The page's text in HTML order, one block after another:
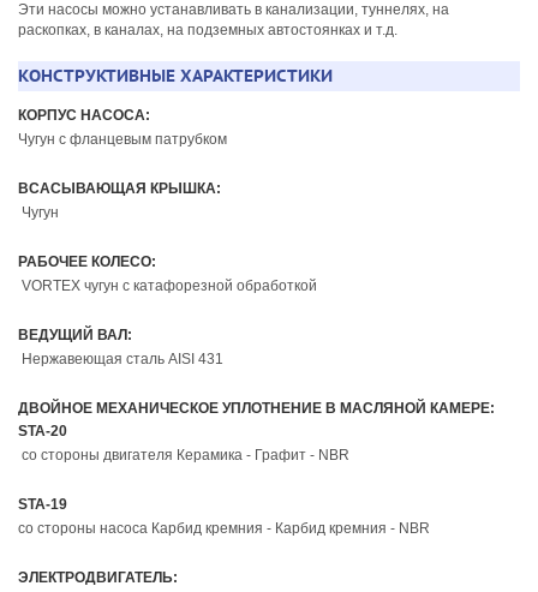
Эти насосы можно устанавливать в канализации, туннелях, на
раскопках, в каналах, на подземных автостоянках и т.д.
КОНСТРУКТИВНЫЕ ХАРАКТЕРИСТИКИ
КОРПУС НАСОСА:
Чугун с фланцевым патрубком
ВСАСЫВАЮЩАЯ КРЫШКА:
Чугун
РАБОЧЕЕ КОЛЕСО:
VORTEX чугун с катафорезной обработкой
ВЕДУЩИЙ ВАЛ:
Нержавеющая сталь AISI 431
ДВОЙНОЕ МЕХАНИЧЕСКОЕ УПЛОТНЕНИЕ В МАСЛЯНОЙ КАМЕРЕ:
STA-20
со стороны двигателя Керамика - Графит - NBR
STA-19
со стороны насоса Карбид кремния - Карбид кремния - NBR
ЭЛЕКТРОДВИГАТЕЛЬ: